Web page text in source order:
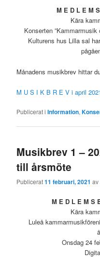
M E D L E M
Kära
Konserten
Kulturens hus Lilla sal
Månadens musikbrev hittar
M U S I K B R E V i april
Publicerat i Information,
Musikbrev 1 –
till årsmöte
Publicerat11 februari, 2021 av
M E D L E M S
Kära
Luleå
Onsdag 24